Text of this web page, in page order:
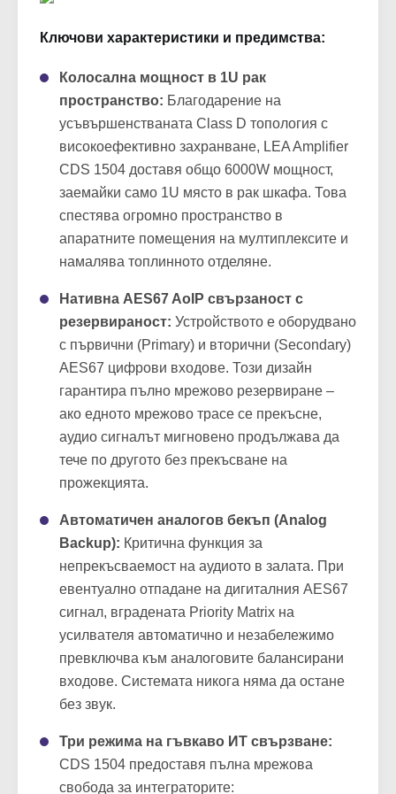
път.
Ключови характеристики и предимства:
Колосална мощност в 1U рак
пространство:Благодарение на
усъвършенстваната Class D топология с
високоефективно захранване, LEA Amplifier
CDS 1504 доставя общо 6000W мощност,
заемайки само 1U място в рак шкафа. Това
спестява огромно пространство в
намалява топлинното отделяне.
Нативна AES67 AoIP свързаност с
резервираност: Устройството е оборудвано
с първични (Primary) и вторични (Secondary)
AES67 цифрови входове. Този дизайн
гарантира пълно мрежово резервиране –
ако едното мрежово трасе се прекъсне,
аудио сигналът мигновено продължава да
прожекцията.
Автоматичен аналогов бекъп (Analog
Backup):Критична функция за
непрекъсваемост на аудиото в залата. При
евентуално отпадане на дигиталния AES67
сигнал, вградената Priority Matrix на
усилвателя автоматично и незабележимо
превключва към аналоговите балансирани
без звук.
Три режима на гъвкаво ИТ свързване: